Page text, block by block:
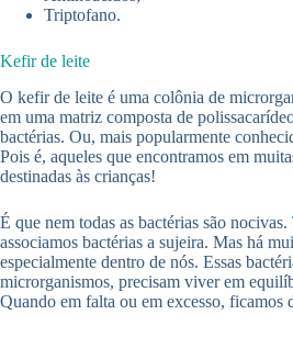
Triptofano.
Kefir de leite
O kefir de leite é uma colônia de
em uma matriz composta de
bactérias. Ou, mais popularmente
Pois é, aqueles que encontramos em
destinadas às crianças!
É que nem todas as bactérias são
associamos bactérias a sujeira. Mas há
especialmente dentro de nós. Essas
microrganismos, precisam viver em
Quando em falta ou em excesso, ficamos